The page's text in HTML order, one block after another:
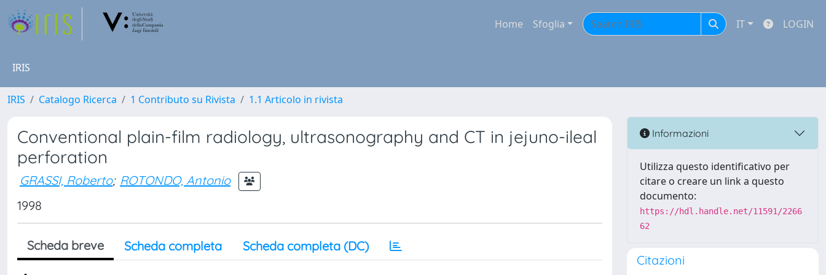
Home Sfoglia IT LOGIN
IRIS
IRIS Catalogo Ricerca 1 Contributo su Rivista 1.1 Articolo in rivista
Conventional plain-film radiology, ultrasonography and CT in jejuno-ileal
perforation
GRASSI, Roberto; ROTONDO, Antonio
1998
Scheda breve Scheda completa Scheda completa (DC)
Informazioni
Utilizza questo identificativo per
citare o creare un link a questo
documento:
https://hdl.handle.net/11591/2266
62
Citazioni